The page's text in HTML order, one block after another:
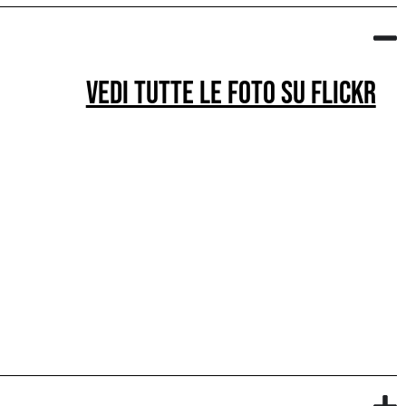
Vedi tutte le foto su flickr